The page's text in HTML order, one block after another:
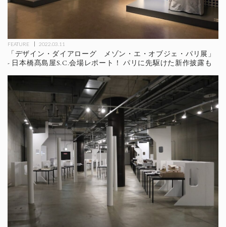
FEATURE 2022.03.11
「デザイン・ダイアローグ メゾン・エ・オブジェ・パリ展」
- 日本橋髙島屋S.C.会場レポート！ パリに先駆けた新作披露も